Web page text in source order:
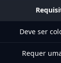
Deve ser
Requer